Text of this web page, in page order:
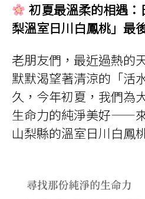
初夏最溫柔的相遇
梨溫室日川白鳳桃」最
老朋友們，最近過熱的
默默渴望著清涼的「活
久，今年初夏，我們為
生命力的純淨美好——來
山梨縣的溫室日川白鳳